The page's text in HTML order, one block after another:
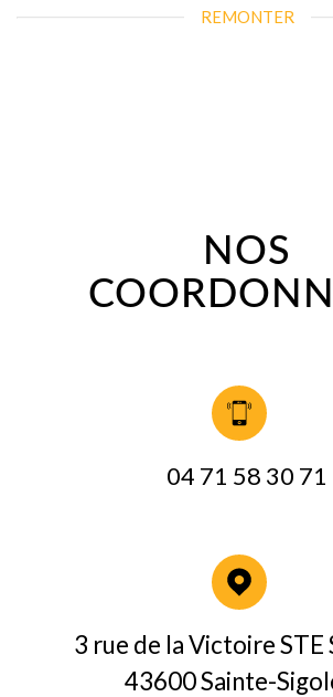
REMONTER
NOS
04 71 58 30 71
3 rue de la Victoire STE
43600 Sainte-